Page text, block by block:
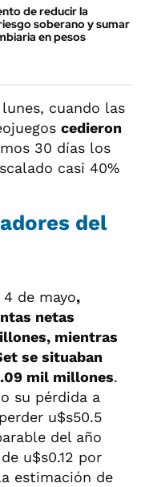
de reducir la
soberano y sumar
en pesos
cuando las
cedieron
30 días los
casi 40%
del
de mayo,
netas
mientras
se situaban
mil millones.
su pérdida a
u$s50.5
del año
u$s0.12 por
estimación de